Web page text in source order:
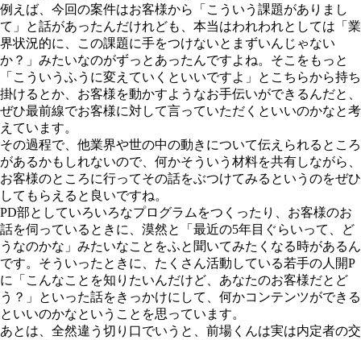
例えば、今回の案件はお客様から「こういう課題がありまし
て」と話があったんだけれども、本当はわれわれとしては「業
界状況的に、この課題に手をつけないとまずいんじゃない
か？」みたいなのがずっとあったんですよね。そこをもっと
「こういうふうに変えていくといいですよ」とこちらから持ち
掛けるとか、お客様を動かすようなお手伝いができるんだと、
ぜひ最前線でお客様に対して言っていただくといいのかなと考
えています。
その過程で、他業界や世の中の動きについて伝えられるところ
があるかもしれないので、何かそういう材料を共有しながら、
お客様のところに行ってその話をぶつけてみるというのをぜひ
してもらえると良いですね。
PD部としていろいろなプログラムをつくったり、お客様のお
話を伺っているときに、漠然と「最近の5年目ぐらいって、ど
うなのかな」みたいなことをふと聞いてみたくなる時があるん
です。そういったときに、たくさん活動している若手の人開P
に「こんなことを知りたいんだけど、あなたのお客様だとど
う？」といった話をきっかけにして、何かコンテンツができる
といいのかなということを思っています。
あとは、全然違う切り口でいうと、前場くんは実は内定者の交